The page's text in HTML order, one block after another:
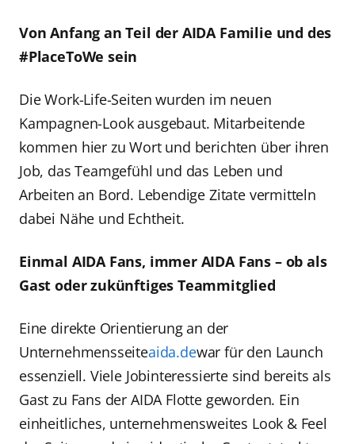
Von Anfang an Teil der AIDA Familie und des
#PlaceToWe sein
Die Work-Life-Seiten wurden im neuen
Kampagnen-Look ausgebaut. Mitarbeitende
kommen hier zu Wort und berichten über ihren
Job, das Teamgefühl und das Leben und
Arbeiten an Bord. Lebendige Zitate vermitteln
dabei Nähe und Echtheit.
Einmal AIDA Fans, immer AIDA Fans – ob als
Gast oder zukünftiges Teammitglied
Eine direkte Orientierung an der
Unternehmensseiteaida.dewar für den Launch
essenziell. Viele Jobinteressierte sind bereits als
Gast zu Fans der AIDA Flotte geworden. Ein
einheitliches, unternehmensweites Look & Feel